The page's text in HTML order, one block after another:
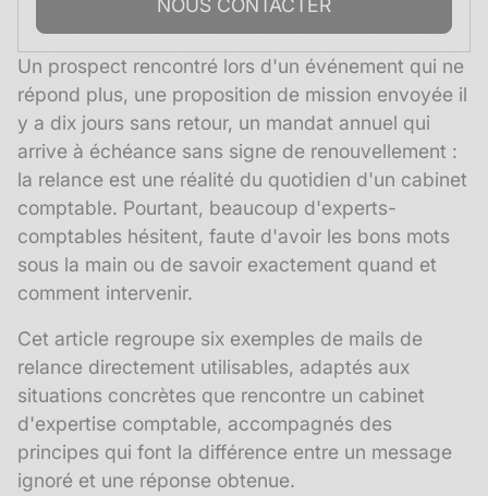
NOUS CONTACTER
Un prospect rencontré lors d'un événement qui ne
répond plus, une proposition de mission envoyée il
y a dix jours sans retour, un mandat annuel qui
arrive à échéance sans signe de renouvellement :
la relance est une réalité du quotidien d'un cabinet
comptable. Pourtant, beaucoup d'experts-
comptables hésitent, faute d'avoir les bons mots
sous la main ou de savoir exactement quand et
comment intervenir.
Cet article regroupe six exemples de mails de
relance directement utilisables, adaptés aux
situations concrètes que rencontre un cabinet
d'expertise comptable, accompagnés des
principes qui font la différence entre un message
ignoré et une réponse obtenue.